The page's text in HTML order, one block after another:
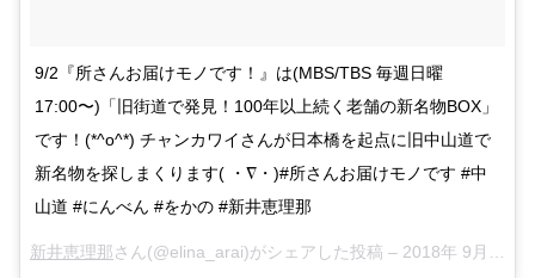
9/2『所さんお届けモノです！』は(MBS/TBS 毎週日曜
17:00〜)「旧街道で発見！100年以上続く老舗の新名物BOX」
です！(*^o^*) チャンカワイさんが日本橋を起点に旧中山道で
新名物を探しまくります( ・∇・)#所さんお届けモノです #中
山道 #にんべん #をかの #新井恵理那
新井恵理那さん(@elina_arai)がシェアした投稿 – 2018年 9月月1日午後10時33分PDT